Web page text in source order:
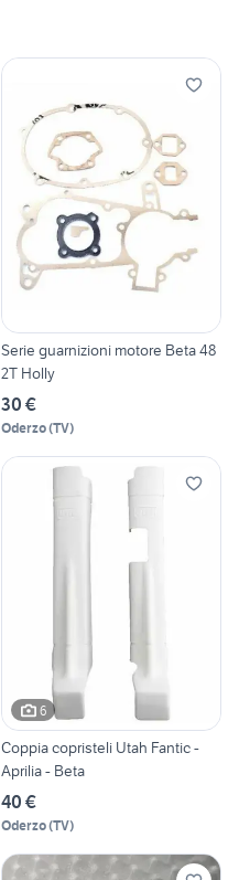
Serie guarnizioni motore Beta 48
2T Holly
30 €
Oderzo(TV)
6
Coppia copristeli Utah Fantic -
Aprilia - Beta
40 €
Oderzo(TV)